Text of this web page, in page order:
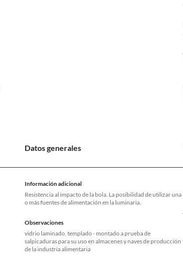
Datos generales
Información adicional
Resistencia al impacto de la bola. La posibilidad de utilizar una
o más fuentes de alimentación en la luminaria.
Observaciones
vidrio laminado, templado - montado a prueba de
salpicaduras para su uso en almacenes y naves de producción
de la industria alimentaria